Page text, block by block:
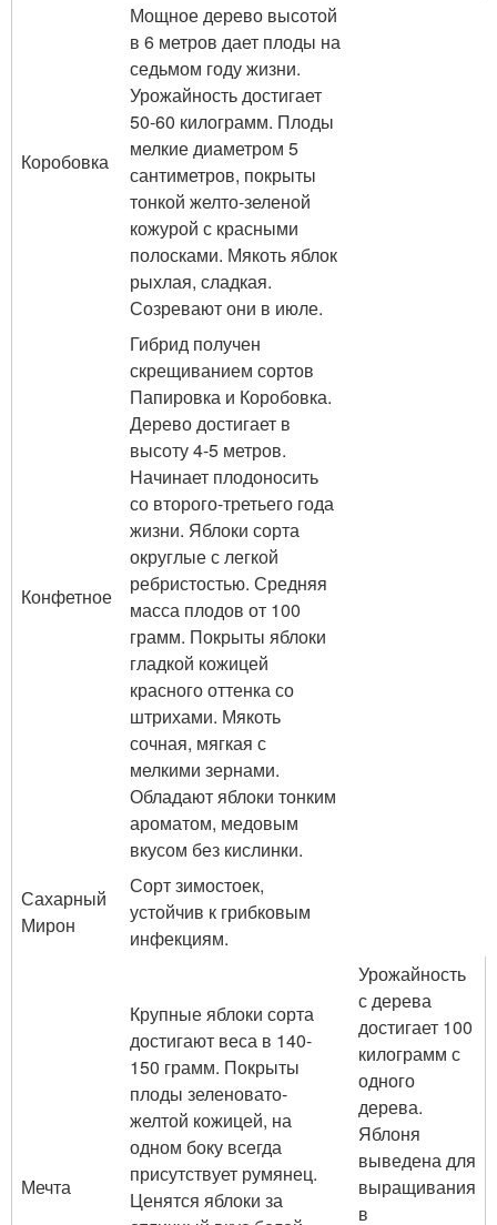
Коробовка
Мощное дерево высотой
в 6 метров дает плоды на
седьмом году жизни.
Урожайность достигает
50-60 килограмм. Плоды
мелкие диаметром 5
сантиметров, покрыты
тонкой желто-зеленой
кожурой с красными
полосками. Мякоть яблок
рыхлая, сладкая.
Созревают они в июле.
Конфетное
Гибрид получен
скрещиванием сортов
Папировка и Коробовка.
Дерево достигает в
высоту 4-5 метров.
Начинает плодоносить
со второго-третьего года
жизни. Яблоки сорта
округлые с легкой
ребристостью. Средняя
масса плодов от 100
грамм. Покрыты яблоки
гладкой кожицей
красного оттенка со
штрихами. Мякоть
сочная, мягкая с
мелкими зернами.
Обладают яблоки тонким
ароматом, медовым
вкусом без кислинки.
Сахарный
Мирон
Сорт зимостоек,
устойчив к грибковым
инфекциям.
Мечта
Крупные яблоки сорта
достигают веса в 140-
150 грамм. Покрыты
плоды зеленовато-
желтой кожицей, на
одном боку всегда
присутствует румянец.
Ценятся яблоки за
Урожайность
с дерева
достигает 100
килограмм с
одного
дерева.
Яблоня
выведена для
выращивания
в